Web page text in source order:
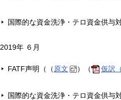
国際的な資金洗浄・テロ資金供与
2019年 ６月
FATF声明（（ 原文 ）（ 仮訳
国際的な資金洗浄・テロ資金供与